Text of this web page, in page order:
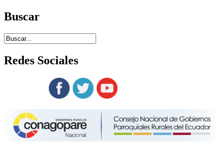
Buscar
Redes Sociales